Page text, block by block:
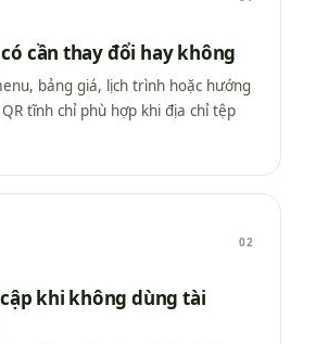
cần thay đổi hay không
bảng giá, lịch trình hoặc hướng
tĩnh chỉ phù hợp khi địa chỉ tệp
02
khi không dùng tài